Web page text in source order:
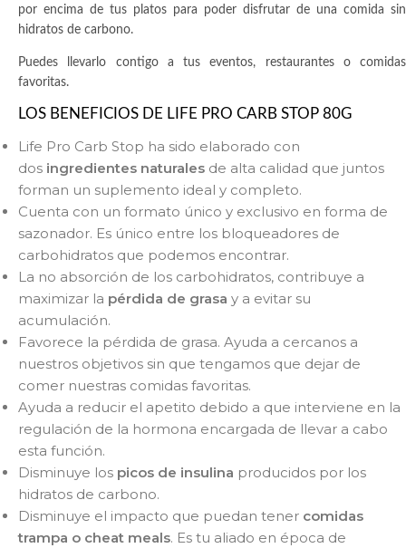
por encima de tus platos para poder disfrutar de una comida sin
hidratos de carbono.
Puedes llevarlo contigo a tus eventos, restaurantes o comidas
favoritas.
LOS BENEFICIOS DE LIFE PRO CARB STOP 80G
Life Pro Carb Stop ha sido elaborado con
dos ingredientes naturales de alta calidad que juntos
forman un suplemento ideal y completo.
Cuenta con un formato único y exclusivo en forma de
sazonador. Es único entre los bloqueadores de
carbohidratos que podemos encontrar.
La no absorción de los carbohidratos, contribuye a
maximizar la pérdida de grasa y a evitar su
acumulación.
Favorece la pérdida de grasa. Ayuda a cercanos a
nuestros objetivos sin que tengamos que dejar de
comer nuestras comidas favoritas.
Ayuda a reducir el apetito debido a que interviene en la
regulación de la hormona encargada de llevar a cabo
esta función.
Disminuye los picos de insulina producidos por los
hidratos de carbono.
Disminuye el impacto que puedan tener comidas
trampa o cheat meals. Es tu aliado en época de